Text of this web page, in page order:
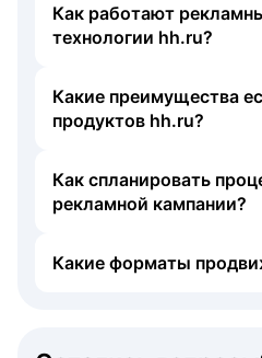
Как работают
технологии hh.ru?
Какие преимущества
продуктов hh.ru?
Как спланировать
рекламной кампании?
Какие форматы